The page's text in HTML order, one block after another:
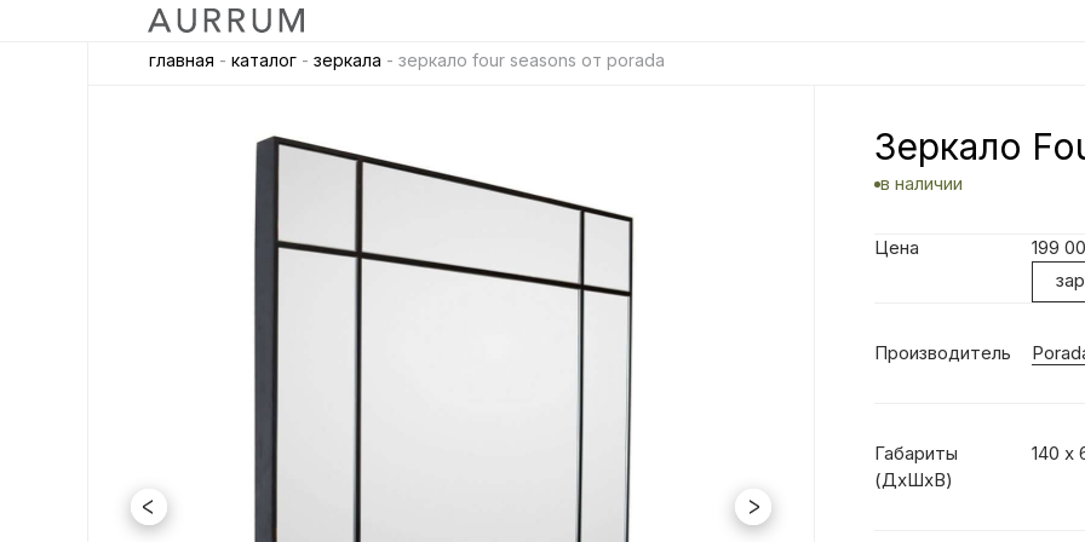
главная - каталог - зеркала - зеркало four seasons от porada
Зеркало
в наличии
Цена 199
Производитель
Габариты
(ДхШхВ)
140 х